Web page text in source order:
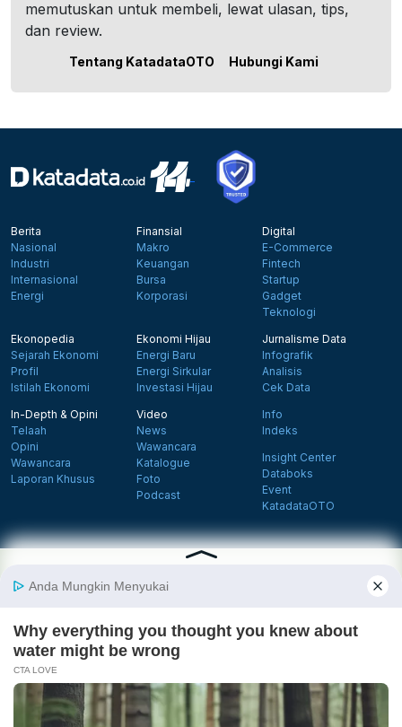
memutuskan untuk membeli, lewat ulasan, tips,
dan review.
Tentang KatadataOTO Hubungi Kami
Berita
Nasional
Industri
Internasional
Energi
Finansial
Makro
Keuangan
Bursa
Korporasi
Digital
E-Commerce
Fintech
Startup
Gadget
Teknologi
Ekonopedia
Sejarah Ekonomi
Profil
Istilah Ekonomi
Ekonomi Hijau
Energi Baru
Energi Sirkular
Investasi Hijau
Jurnalisme Data
Infografik
Analisis
Cek Data
In-Depth & Opini
Telaah
Opini
Wawancara
Laporan Khusus
Video
News
Wawancara
Katalogue
Foto
Podcast
Info
Indeks
Insight Center
Databoks
Event
KatadataOTO
Follow us on Facebook